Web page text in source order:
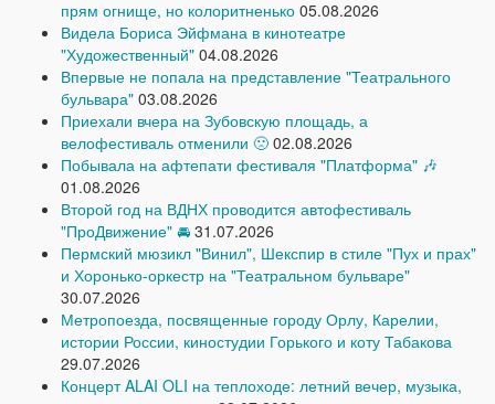
прям огнище, но колоритненько 05.08.2026
Видела Бориса Эйфмана в кинотеатре
"Художественный" 04.08.2026
Впервые не попала на представление "Театрального
бульвара" 03.08.2026
Приехали вчера на Зубовскую площадь, а
велофестиваль отменили 🙁 02.08.2026
Побывала на афтепати фестиваля "Платформа" 🎶
01.08.2026
Второй год на ВДНХ проводится автофестиваль
"ПроДвижение" 🚘 31.07.2026
Пермский мюзикл "Винил", Шекспир в стиле "Пух и прах"
и Хоронько-оркестр на "Театральном бульваре"
30.07.2026
Метропоезда, посвященные городу Орлу, Карелии,
истории России, киностудии Горького и коту Табакова
29.07.2026
Концерт ALAI OLI на теплоходе: летний вечер, музыка,